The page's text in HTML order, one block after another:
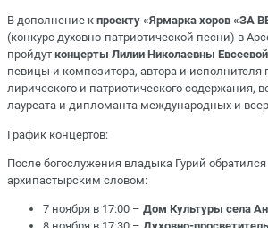
В дополнение к проекту «Ярмарка хоров «ЗА
(конкурс духовно-патриотической песни) в
пройдут концерты Лилии Николаевны Евсеевой
певицы и композитора, автора и исполнителя
лирического и патриотического содержания,
лауреата и дипломанта международных и
График концертов:
После богослужения владыка Гурий
архипастырским словом:
7 ноября в 17:00 – Дом Культуры села